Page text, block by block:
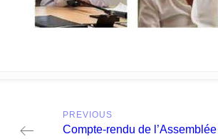
navigation
PREVIOUS
Previous
Compte-rendu de